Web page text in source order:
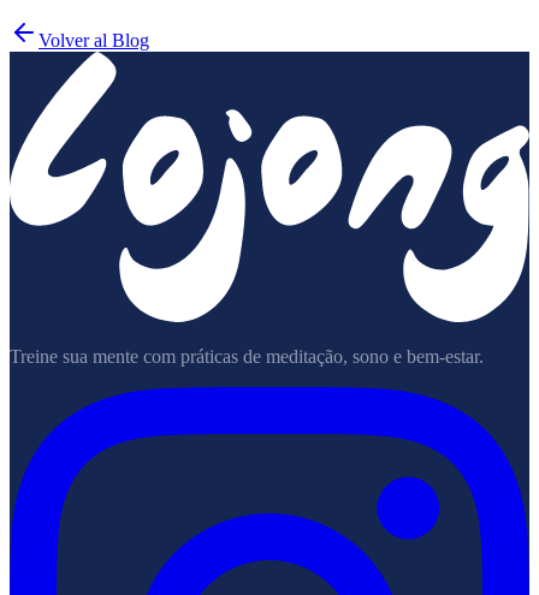
Volver al Blog
Treine sua mente com práticas de meditação, sono e bem-estar.